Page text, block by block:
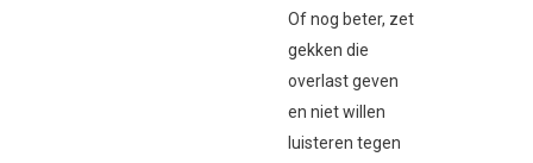
Of nog beter, zet
gekken die
overlast geven
en niet willen
luisteren tegen